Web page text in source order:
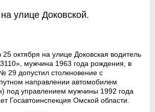
улице Доковской.
октября на улице Доковская водитель
мужчина 1963 года рождения, в
29 допустил столкновение с
направлении автомобилем
под управлением мужчины 1992 года
Госавтоинспекция Омской области.